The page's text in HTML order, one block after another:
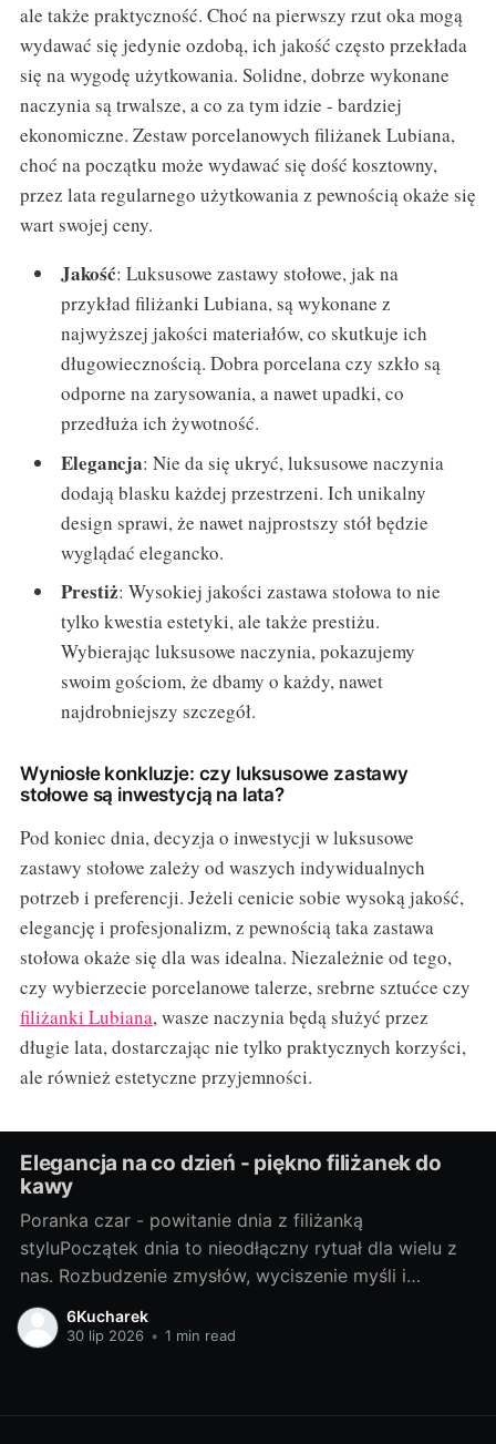
ale także praktyczność. Choć na pierwszy rzut oka mogą
wydawać się jedynie ozdobą, ich jakość często przekłada
się na wygodę użytkowania. Solidne, dobrze wykonane
naczynia są trwalsze, a co za tym idzie - bardziej
ekonomiczne. Zestaw porcelanowych filiżanek Lubiana,
choć na początku może wydawać się dość kosztowny,
przez lata regularnego użytkowania z pewnością okaże się
wart swojej ceny.
Jakość: Luksusowe zastawy stołowe, jak na
przykład filiżanki Lubiana, są wykonane z
najwyższej jakości materiałów, co skutkuje ich
długowiecznością. Dobra porcelana czy szkło są
odporne na zarysowania, a nawet upadki, co
przedłuża ich żywotność.
Elegancja: Nie da się ukryć, luksusowe naczynia
dodają blasku każdej przestrzeni. Ich unikalny
design sprawi, że nawet najprostszy stół będzie
wyglądać elegancko.
Prestiż: Wysokiej jakości zastawa stołowa to nie
tylko kwestia estetyki, ale także prestiżu.
Wybierając luksusowe naczynia, pokazujemy
swoim gościom, że dbamy o każdy, nawet
najdrobniejszy szczegół.
Wyniosłe konkluzje: czy luksusowe zastawy
stołowe są inwestycją na lata?
Pod koniec dnia, decyzja o inwestycji w luksusowe
zastawy stołowe zależy od waszych indywidualnych
potrzeb i preferencji. Jeżeli cenicie sobie wysoką jakość,
elegancję i profesjonalizm, z pewnością taka zastawa
stołowa okaże się dla was idealna. Niezależnie od tego,
czy wybierzecie porcelanowe talerze, srebrne sztućce czy
filiżanki Lubiana, wasze naczynia będą służyć przez
długie lata, dostarczając nie tylko praktycznych korzyści,
ale również estetyczne przyjemności.
Elegancja na co dzień - piękno filiżanek do
kawy
Poranka czar - powitanie dnia z filiżanką
styluPoczątek dnia to nieodłączny rytuał dla wielu z
nas. Rozbudzenie zmysłów, wyciszenie myśli i
subtelne przygotowanie do kolejnych godzin pełnych
wyzwań. W tym porannym spektaklu, na pierwszy
6Kucharek
30 lip 2026 • 1 min read